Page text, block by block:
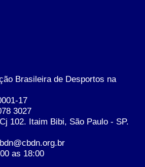
Brasileira de Desportos na
17
3027
102. Itaim Bibi, São Paulo - SP.
as 18:00